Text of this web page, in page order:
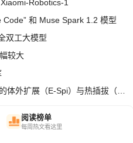
Robotics-1
和 Muse Spark 1.2 模型
双工大模型
较大
阅读榜单
每周热文看这里